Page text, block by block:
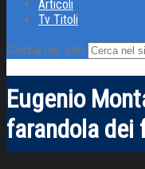
Articoli
Tv Titoli
Cerca nel sito
Eugenio
farandola dei